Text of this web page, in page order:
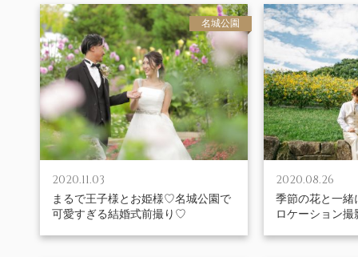
2020.11.03
まるで王子様とお姫様♡名城公園で
可愛すぎる結婚式前撮り♡
名城公園
2020.08.26
季節の花と一緒
ロケーション